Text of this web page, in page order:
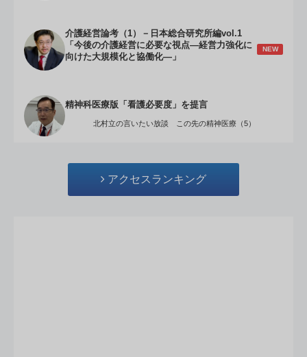
介護経営論考（1）－日本総合研究所編vol.1
「今後の介護経営に必要な視点―経営力強化に
向けた大規模化と協働化―」
NEW
精神科医療版「看護必要度」を提言
北村立の言いたい放談 この先の精神医療（5）
アクセスランキング